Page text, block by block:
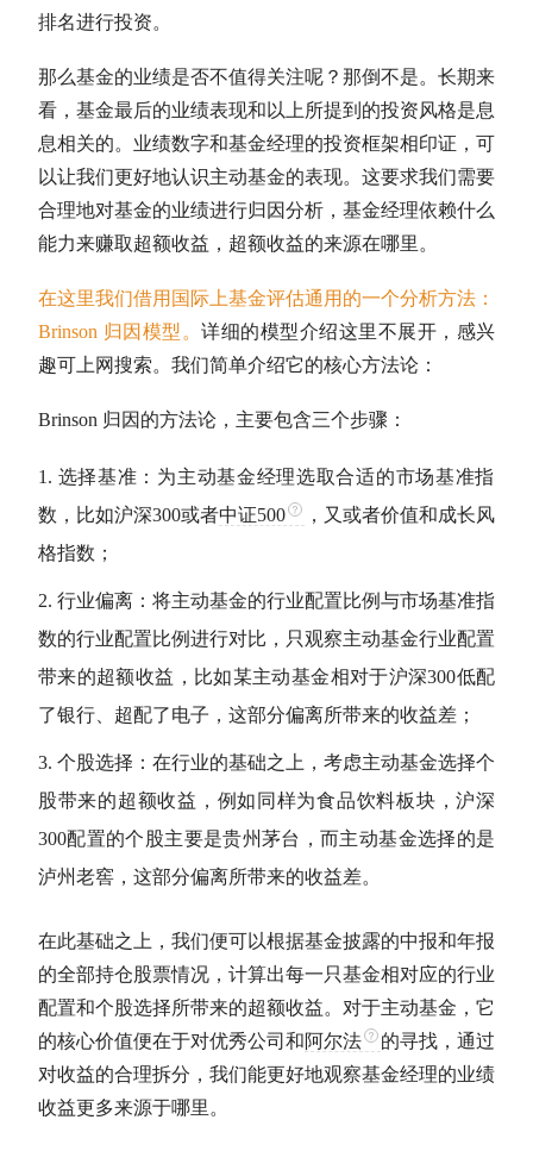
排名进行投资。
那么基金的业绩是否不值得关注呢？那倒不是。长期来
看，基金最后的业绩表现和以上所提到的投资风格是息
息相关的。业绩数字和基金经理的投资框架相印证，可
以让我们更好地认识主动基金的表现。这要求我们需要
合理地对基金的业绩进行归因分析，基金经理依赖什么
能力来赚取超额收益 ， 超额收益的来源在哪里。
在这里我们借用国际上基金评估通用的一个分析方法：
Brinson 归因模型。 详细的模型介绍这里不展开，感兴
趣可上网搜索。我们简单介绍它的核心方法论：
Brinson 归因的方法论，主要包含三个步骤：
选择基准：为主动基金经理选取合适的市场基准指
数，比如沪深300或者中证500
，又或者价值和成长风
格指数；
行业偏离：将主动基金的行业配置比例与市场基准指
数的行业配置比例进行对比，只观察主动基金行业配置
带来的超额收益 ，比如某主动基金相对于沪深300低配
了银行、超配了电子，这部分偏离所带来的收益差；
个股选择：在行业的基础之上，考虑主动基金选择个
股带来的超额收益 ，例如同样为食品饮料板块，沪深
300配置的个股主要是贵州茅台，而主动基金选择的是
泸州老窖，这部分偏离所带来的收益差。
在此基础之上，我们便可以根据基金披露的中报和年报
的全部持仓股票情况，计算出每一只基金相对应的行业
配置和个股选择所带来的超额收益。对于主动基金 ，它
的核心价值便在于对优秀公司和阿尔法
的寻找，通过
对收益的合理拆分，我们能更好地观察基金经理的业绩
收益更多来源于哪里。